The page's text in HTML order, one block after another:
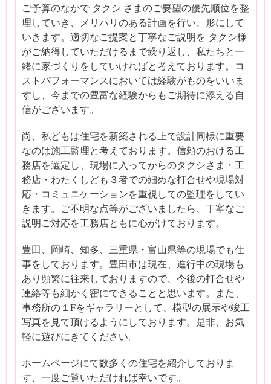
ご予算のなかで タクシ さまのご要望の優先順位を整
理していき、メリハリのある計画を行い、形にして
いきます。適切なご提案と丁寧なご説明を タクシ様
がご納得していただけるまで繰り返し、私たちと一
緒に家づくりをしていければと考えております。コ
ストパフォーマンスにおいては経験がものをいいま
すし、今までの豊富な経験からもご期待に添える自
信がございます。
尚、私どもは住宅を新築される上で設計同様に重要
なのは施工監理と考えております。信頼のおける工
務店を選定し、現場に入ってからのタクシさま・工
務店・わたくしども３者での細めな打合せや現場対
応・コミュニケーションを重視しての監理をしてい
きます。ご不明な点等がございましたら、丁寧なご
説明ご対応を工務店ともに心がけております。
豊田、岡崎、知多、三重県・富山県等の現場でも仕
事をしております。豊田市は現在、進行中の現場も
あり頻繁に往来しておりますので、今後の打合せや
連絡等も細かく密にできることと思います。また、
事務所の１Fをギャラリーとして、模型の展示や竣工
写真を見て頂けるようにしております。是非、お気
軽に遊びにきてください。
ホームページにて数多くの住宅を紹介しておりま
す、一度ご覧いただければ幸いです。